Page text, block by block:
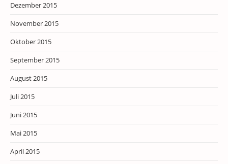
Dezember 2015
November 2015
Oktober 2015
September 2015
August 2015
Juli 2015
Juni 2015
Mai 2015
April 2015